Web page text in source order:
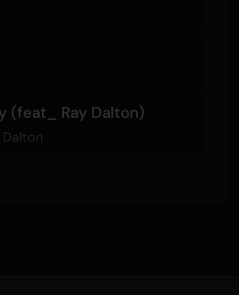
(feat_ Ray Dalton)
Dalton